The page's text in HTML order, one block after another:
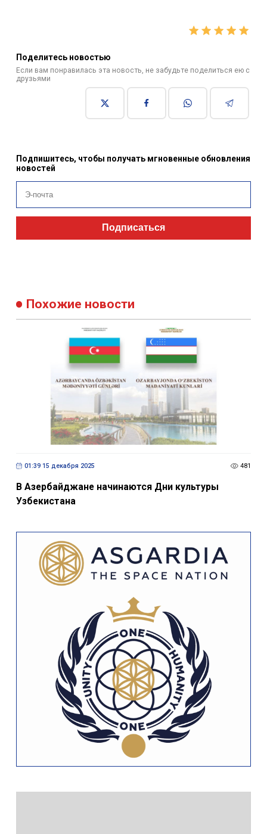
Поделитесь новостью
Если вам понравилась эта новость, не забудьте поделиться ею с
друзьями
Подпишитесь, чтобы получать мгновенные обновления
новостей
Подписаться
Похожие новости
01:39 15 декабря 2025 481
В Азербайджане начинаются Дни культуры
Узбекистана